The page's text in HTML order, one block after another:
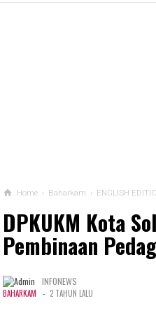
Home › Baharkam › ENGLISH
DPKUKM Kota
Pembinaan
INFONEWS
BAHARKAM - 2 TAHUN LALU